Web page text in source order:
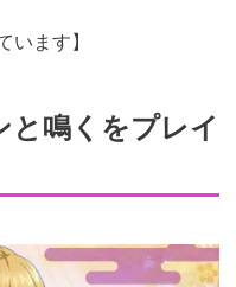
います】
と鳴くをプレイ